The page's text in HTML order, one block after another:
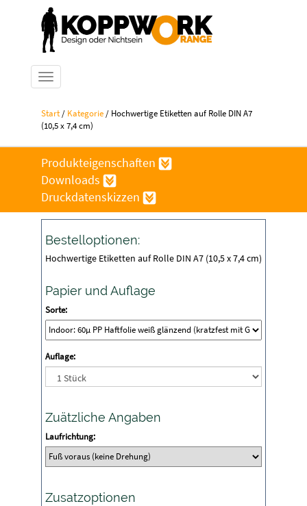
Navigation ein-/ausblenden
Start/ Kategorie/ Hochwertige Etiketten auf Rolle DIN A7
(10,5 x 7,4 cm)
Produkteigenschaften
Downloads
Druckdatenskizzen
Bestelloptionen:
Hochwertige Etiketten auf Rolle DIN A7 (10,5 x 7,4 cm)
Papier und Auflage
Sorte:
Auflage:
Zuätzliche Angaben
Laufrichtung:
Zusatzoptionen